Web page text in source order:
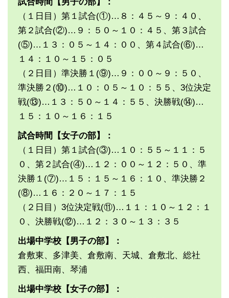
（１日目）第１試合(①)…８：４５～９：４０、
第２試合(②)…９：５０～１０：４５、第３試合
(⑤)…１３：０５～１４：００、第４試合(⑥)…
１４：１０～１５：０５
（２日目）準決勝１(⑨)…９：００～９：５０、
準決勝２(⑩)…１０：０５～１０：５５、3位決定
戦(⑬)…１３：５０～１４：５５、決勝戦(⑭)…
１５：１０～１６：１５
試合時間【女子の部】：
（１日目）第１試合(③)…１０：５５～１１：５
０、第２試合(④)…１２：００～１２：５０、準
決勝１(⑦)…１５：１５～１６：１０、準決勝２
(⑧)…１６：２０～１７：１５
（２日目）3位決定戦(⑪)…１１：１０～１２：１
０、決勝戦(⑫)…１２：３０～１３：３５
出場中学校【男子の部】：
倉敷東、多津美、倉敷南、天城、倉敷北、総社
西、福田南、琴浦
出場中学校【女子の部】：